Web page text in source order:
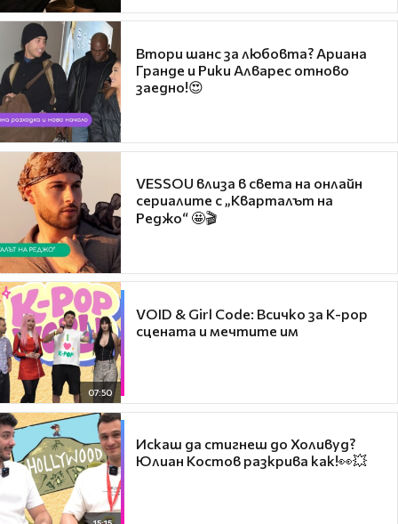
Втори шанс за любовта? Ариана
Гранде и Рики Алварес отново
заедно!😍
VESSOU влиза в света на онлайн
сериалите с „Кварталът на
Реджо“ 🤩🎬
07:50
VOID & Girl Code: Всичко за K-pop
сцената и мечтите им
Искаш да стигнеш до Холивуд?
Юлиан Костов разкрива как!👀💥